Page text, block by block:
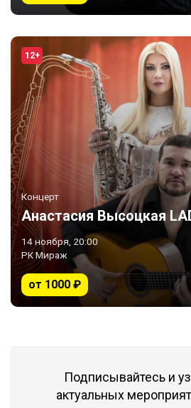
12+
Концерт
Анастасия Высоцкая
14 ноября, 20:00
РК Мираж
от 1000 ₽
Подписывайтесь и
актуальных